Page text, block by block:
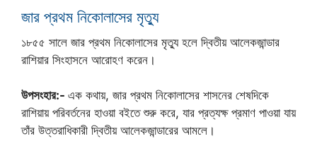
জার প্রথম নিকোলাসের মৃত্যু
১৮৫৫ সালে জার প্রথম নিকোলাসের মৃত্যু হলে দ্বিতীয় আলেকজান্ডার
রাশিয়ার সিংহাসনে আরোহণ করেন।
উপসংহার:- এক কথায়, জার প্রথম নিকোলাসের শাসনের শেষদিকে
রাশিয়ায় পরিবর্তনের হাওয়া বইতে শুরু করে, যার প্রত্যক্ষ প্রমাণ পাওয়া যায়
তাঁর উত্তরাধিকারী দ্বিতীয় আলেকজান্ডারের আমলে।